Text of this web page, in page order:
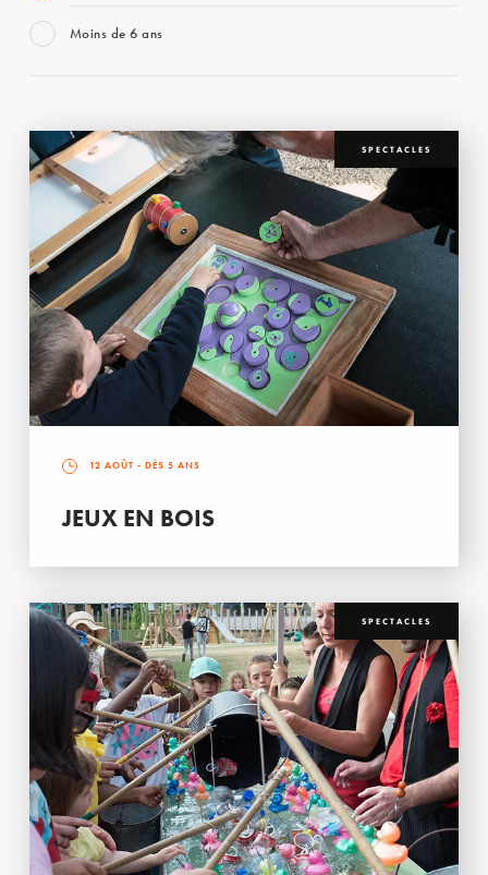
Moins de 6 ans
SPECTACLES
12 AOÛT - DÈS 5 ANS
JEUX EN BOIS
SPECTACLES